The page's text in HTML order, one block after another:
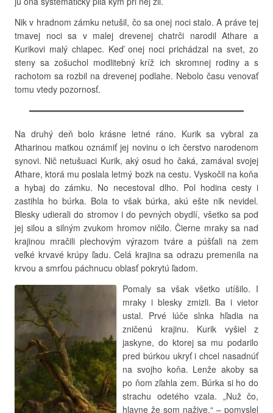
Nik v hradnom zámku netušil, čo sa onej noci stalo. A práve tej
tmavej noci sa v malej drevenej chatrči narodil Athare a
Kurikovi malý chlapec. Keď onej noci prichádzal na svet, zo
steny sa zošuchol modlitebný kríž ich skromnej rodiny a s
rachotom sa rozbil na drevenej podlahe. Nebolo času venovať
tomu vtedy pozornosť.
Na druhý deň bolo krásne letné ráno. Kurik sa vybral za
Atharinou matkou oznámiť jej novinu o ich čerstvo narodenom
synovi. Nič netušuaci Kurik, aký osud ho čaká, zamával svojej
Athare, ktorá mu poslala letmý bozk na cestu. Vyskočil na koňa
a hybaj do zámku. No necestoval dlho. Pol hodina cesty i
zastihla ho búrka. Bola to však búrka, akú ešte nik nevidel.
Blesky udierali do stromov i do pevných obydlí, všetko sa pod
jej silou a silným zvukom hromov ničilo. Čierne mraky sa nad
krajinou mračili plechovým výrazom tváre a púšťali na zem
veľké krvavé krúpy ľadu. Celá krajina sa odrazu premenila na
krvou a smrťou páchnucu oblasť pokrytú ľadom.
Pomaly sa však všetko utíšilo. I
mraky i blesky zmizli. Ba i vietor
ustal. Prvé lúče slnka hľadia na
zničenú krajinu. Kurik vyšiel z
jaskyne, do ktorej sa mu podarilo
pred búrkou ukryť i chcel nasadnúť
na svojho koňa. Lenže akoby sa
po ňom zľahla zem. Búrka si ho do
strachu odetého vzala. „Nuž čo,
hlavne že som nažive.“ – pomyslel